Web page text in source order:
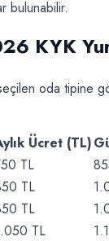
bulunabilir.
KYK
oda tipine
Ücret (TL)
TL
TL
TL
TL